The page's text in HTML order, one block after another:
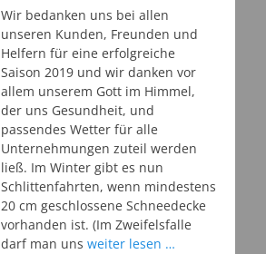
Wir bedanken uns bei allen
unseren Kunden, Freunden und
Helfern für eine erfolgreiche
Saison 2019 und wir danken vor
allem unserem Gott im Himmel,
der uns Gesundheit, und
passendes Wetter für alle
Unternehmungen zuteil werden
ließ. Im Winter gibt es nun
Schlittenfahrten, wenn mindestens
20 cm geschlossene Schneedecke
vorhanden ist. (Im Zweifelsfalle
darf man uns weiter lesen …